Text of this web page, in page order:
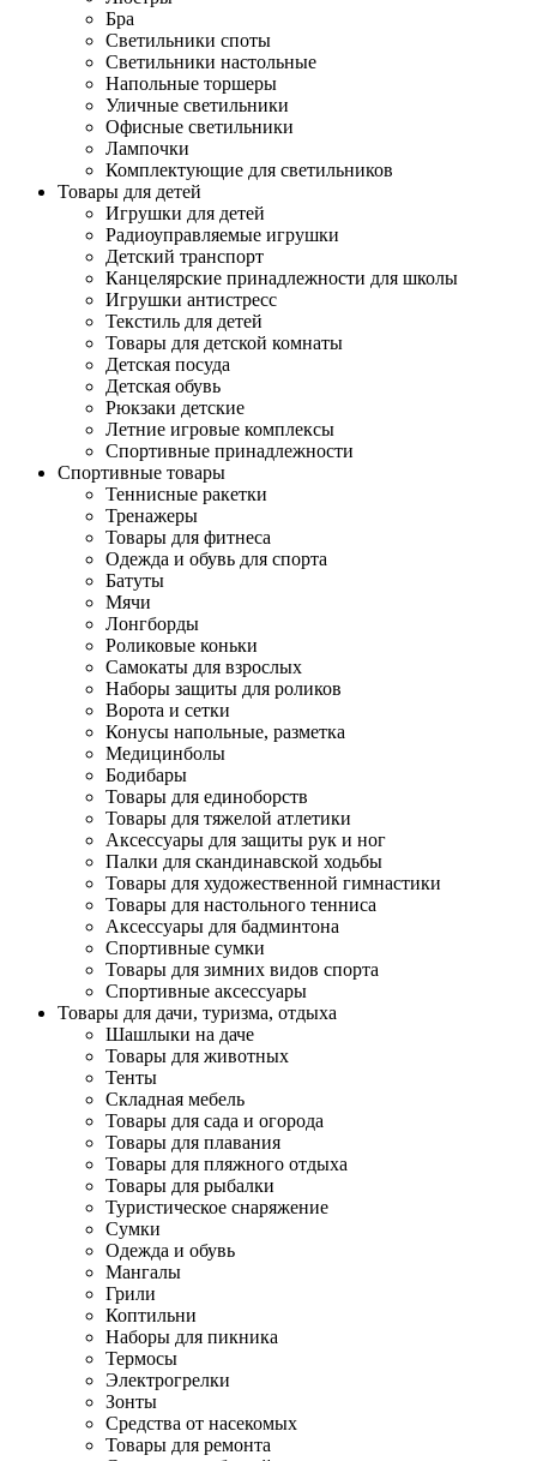
Бра
Светильники споты
Светильники настольные
Напольные торшеры
Уличные светильники
Офисные светильники
Лампочки
Комплектующие для светильников
Товары для детей
Игрушки для детей
Радиоуправляемые игрушки
Детский транспорт
Канцелярские принадлежности для школы
Игрушки антистресс
Текстиль для детей
Товары для детской комнаты
Детская посуда
Детская обувь
Рюкзаки детские
Летние игровые комплексы
Спортивные принадлежности
Спортивные товары
Теннисные ракетки
Тренажеры
Товары для фитнеса
Одежда и обувь для спорта
Батуты
Мячи
Лонгборды
Роликовые коньки
Самокаты для взрослых
Наборы защиты для роликов
Ворота и сетки
Конусы напольные, разметка
Медицинболы
Бодибары
Товары для единоборств
Товары для тяжелой атлетики
Аксессуары для защиты рук и ног
Палки для скандинавской ходьбы
Товары для художественной гимнастики
Товары для настольного тенниса
Аксессуары для бадминтона
Спортивные сумки
Товары для зимних видов спорта
Спортивные аксессуары
Товары для дачи, туризма, отдыха
Шашлыки на даче
Товары для животных
Тенты
Складная мебель
Товары для сада и огорода
Товары для плавания
Товары для пляжного отдыха
Товары для рыбалки
Туристическое снаряжение
Сумки
Одежда и обувь
Мангалы
Грили
Коптильни
Наборы для пикника
Термосы
Электрогрелки
Зонты
Средства от насекомых
Товары для ремонта